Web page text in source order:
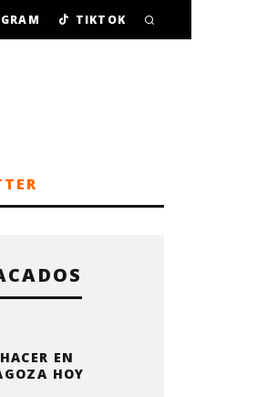
TIKTOK
EN
HOY